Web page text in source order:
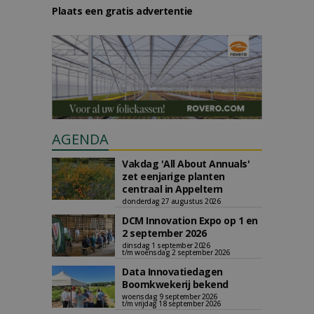
Plaats een gratis advertentie
AGENDA
Vakdag 'All About Annuals'
zet eenjarige planten
centraal in Appeltern
donderdag 27 augustus 2026
DCM Innovation Expo op 1 en
2 september 2026
dinsdag 1 september 2026
t/m woensdag 2 september 2026
Data Innovatiedagen
Boomkwekerij bekend
woensdag 9 september 2026
t/m vrijdag 18 september 2026